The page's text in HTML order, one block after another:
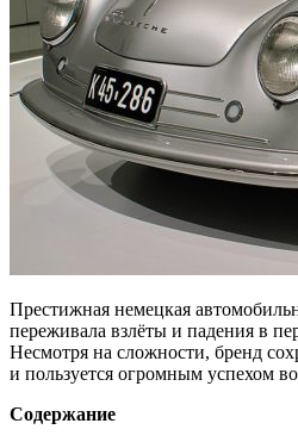
Престижная немецкая
переживала взлёты и падения в
Несмотря на сложности, бренд
и пользуется огромным успехом
Содержание